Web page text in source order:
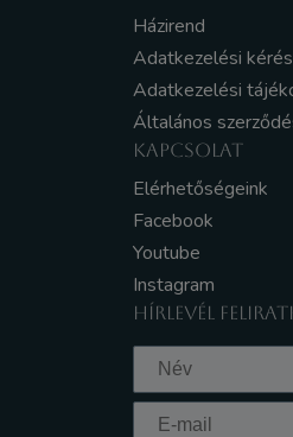
Házirend
Adatkezelési
Adatkezelési
Általános
KAPCSOLAT
Elérhetőségeink
Facebook
Youtube
Instagram
HÍRLEVÉL